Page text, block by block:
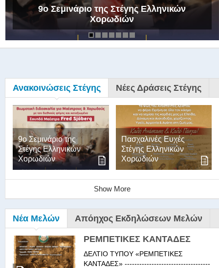
9ο Σεμινάριο της Στέγης Ελληνικών
Χορωδιών
Ανακοινώσεις Στέγης Νέες Δράσεις Στέγης
9ο Σεμινάριο της
Στέγης Ελληνικών
Χορωδιών
Πασχαλινές Ευχές
Στέγης Ελληνικών
Χορωδιών
Show More
Νέα Μελών Απόηχος Εκδηλώσεων Μελών
ΡΕΜΠΕΤΙΚΕΣ ΚΑΝΤΑΔΕΣ
ΔΕΛΤΙΟ ΤΥΠΟΥ «ΡΕΜΠΕΤΙΚΕΣ
ΚΑΝΤΑΔΕΣ» -----------------------------------